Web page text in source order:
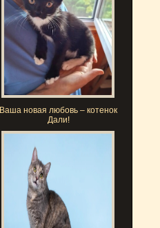
Ваша новая любовь – котенок
Дали!